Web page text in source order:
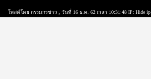
โพสต์โดย กรรมกรข่าว , วันที่ 16 ธ.ค. 62 เวลา 10:31:48 IP: Hide ip